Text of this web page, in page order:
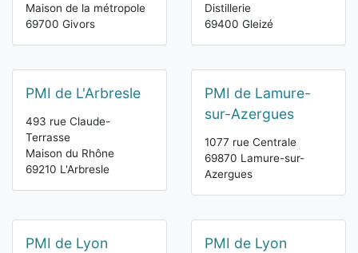
Maison de la métropole
69700 Givors
Distillerie
69400 Gleizé
PMI de L'Arbresle
493 rue Claude-
Terrasse
Maison du Rhône
69210 L'Arbresle
PMI de Lamure-
sur-Azergues
1077 rue Centrale
69870 Lamure-sur-
Azergues
PMI de Lyon PMI de Lyon